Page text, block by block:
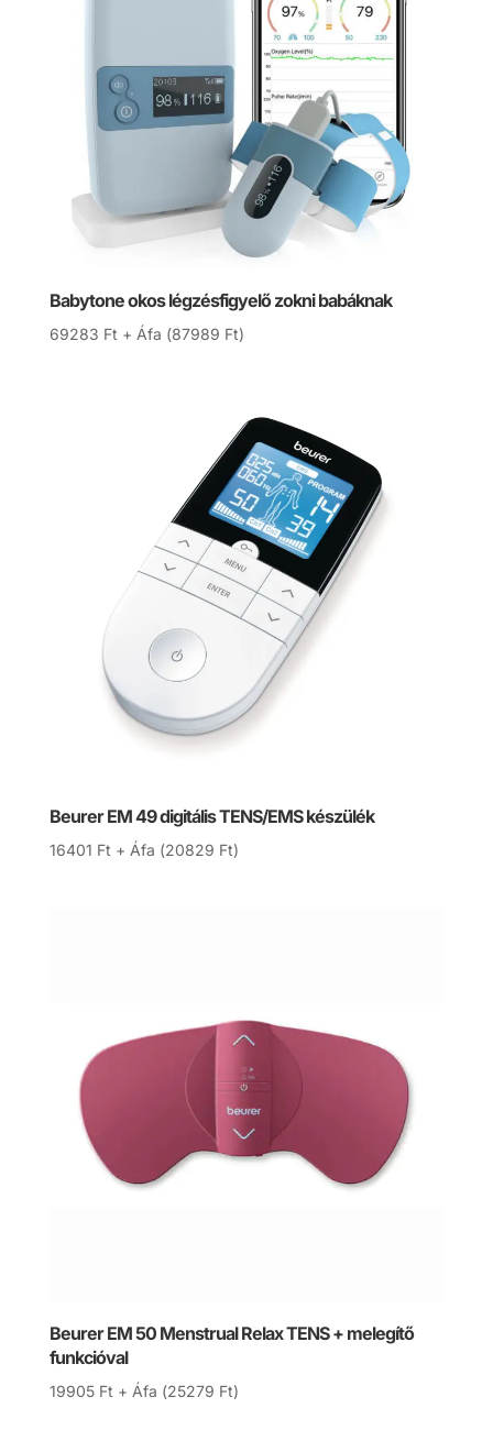
Babytone okos légzésfigyelő zokni babáknak
69283 Ft + Áfa (87989 Ft)
Beurer EM 49 digitális TENS/EMS készülék
16401 Ft + Áfa (20829 Ft)
Beurer EM 50 Menstrual Relax TENS + melegítő
funkcióval
19905 Ft + Áfa (25279 Ft)